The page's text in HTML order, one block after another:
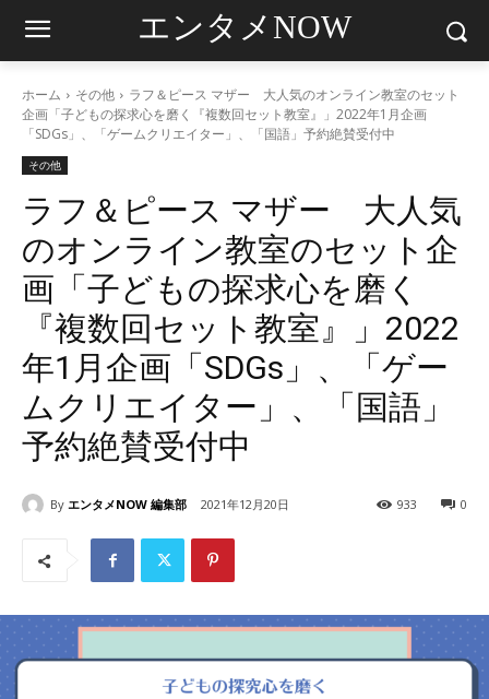
エンタメNOW
ホーム その他
ラフ＆ピース マザー 大人気のオンライン教室のセット
企画「子どもの探求心を磨く『複数回セット教室』」2022年1月企画
「SDGs」、「ゲームクリエイター」、「国語」予約絶賛受付中
その他
ラフ＆ピース マザー 大人気
のオンライン教室のセット企
画「子どもの探求心を磨く
『複数回セット教室』」2022
年1月企画「SDGs」、「ゲー
ムクリエイター」、「国語」
予約絶賛受付中
By エンタメNOW 編集部 2021年12月20日 0
933